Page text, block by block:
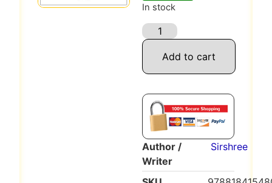
In stock
Add to cart
Author /
Writer
Sirshree